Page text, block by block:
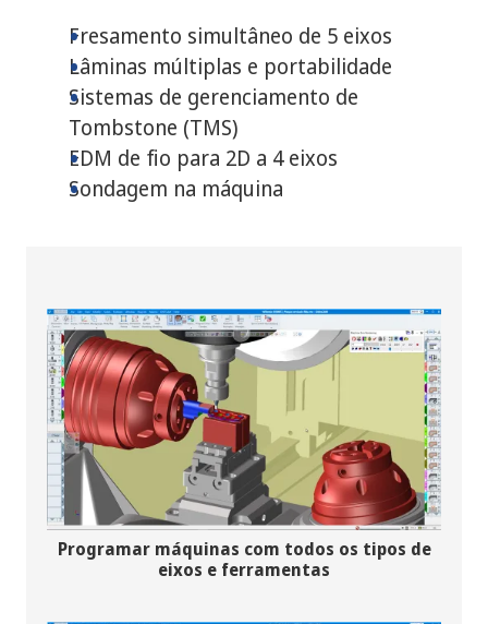
Fresamento simultâneo de 5 eixos
Lâminas múltiplas e portabilidade
Sistemas de gerenciamento de
Tombstone (TMS)
EDM de fio para 2D a 4 eixos
Sondagem na máquina
Programar máquinas com todos os tipos de
eixos e ferramentas